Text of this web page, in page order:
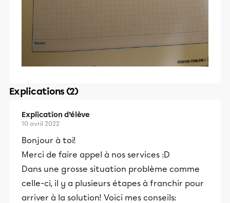
Explications (2)
Explication d’élève
10 avril 2022
Bonjour à toi!
Merci de faire appel à nos services :D
Dans une grosse situation problème comme
celle-ci, il y a plusieurs étapes à franchir pour
arriver à la solution! Voici mes conseils: